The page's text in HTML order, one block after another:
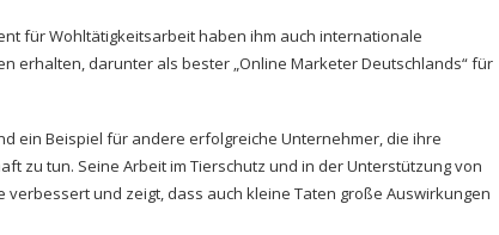
für Wohltätigkeitsarbeit haben ihm auch internationale
erhalten, darunter als bester „Online Marketer Deutschlands“ für
ein Beispiel für andere erfolgreiche Unternehmer, die ihre
zu tun. Seine Arbeit im Tierschutz und in der Unterstützung von
und zeigt, dass auch kleine Taten große Auswirkungen